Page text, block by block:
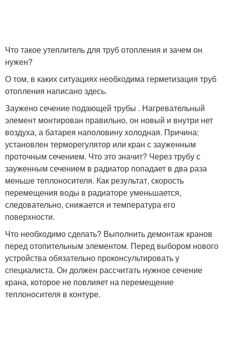
Что такое утеплитель для труб отопления и зачем он
нужен?
О том, в каких ситуациях необходима герметизация труб
отопления написано здесь.
Заужено сечение подающей трубы . Нагревательный
элемент монтирован правильно, он новый и внутри нет
воздуха, а батарея наполовину холодная. Причина:
установлен терморегулятор или кран с зауженным
проточным сечением. Что это значит? Через трубу с
зауженным сечением в радиатор попадает в два раза
меньше теплоносителя. Как результат, скорость
перемещения воды в радиаторе уменьшается,
следовательно, снижается и температура его
поверхности.
Что необходимо сделать? Выполнить демонтаж кранов
перед отопительным элементом. Перед выбором нового
устройства обязательно проконсультировать у
специалиста. Он должен рассчитать нужное сечение
крана, которое не повлияет на перемещение
теплоносителя в контуре.